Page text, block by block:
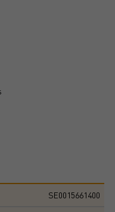
SE0015661400